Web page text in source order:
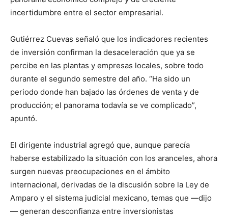
incertidumbre entre el sector empresarial.
Gutiérrez Cuevas señaló que los indicadores recientes
de inversión confirman la desaceleración que ya se
percibe en las plantas y empresas locales, sobre todo
durante el segundo semestre del año. “Ha sido un
periodo donde han bajado las órdenes de venta y de
producción; el panorama todavía se ve complicado”,
apuntó.
El dirigente industrial agregó que, aunque parecía
haberse estabilizado la situación con los aranceles, ahora
surgen nuevas preocupaciones en el ámbito
internacional, derivadas de la discusión sobre la Ley de
Amparo y el sistema judicial mexicano, temas que —dijo
— generan desconfianza entre inversionistas